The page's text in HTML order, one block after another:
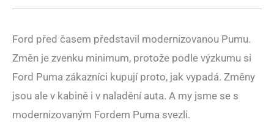
Ford před časem představil modernizovanou Pumu.
Změn je zvenku minimum, protože podle výzkumu si
Ford Puma zákazníci kupují proto, jak vypadá. Změny
jsou ale v kabině i v naladění auta. A my jsme se s
modernizovaným Fordem Puma svezli.